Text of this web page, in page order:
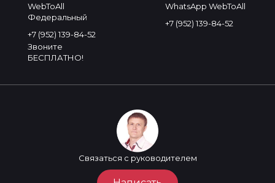
WebToAll
Федеральный
+7 (952) 139-84-52
Звоните
БЕСПЛАТНО!
WhatsApp WebToAll
+7 (952) 139-84-52
Связаться с руководителем